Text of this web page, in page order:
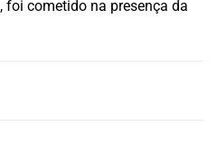
foi cometido na presença da